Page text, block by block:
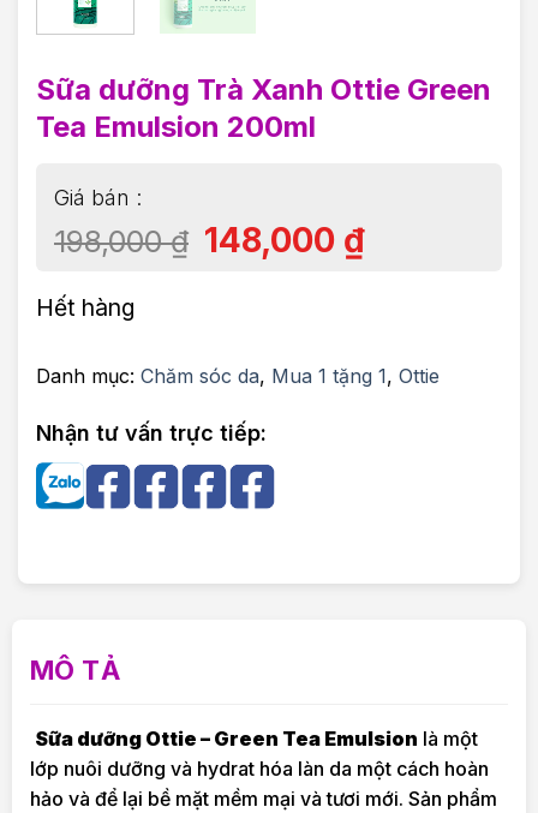
Sữa dưỡng Trà Xanh Ottie Green
Tea Emulsion 200ml
198,000₫ 148,000 ₫
Hết hàng
Danh mục: Chăm sóc da, Mua 1 tặng 1, Ottie
Nhận tư vấn trực tiếp:
MÔ TẢ
Sữa dưỡng Ottie – Green Tea Emulsion là một
lớp nuôi dưỡng và hydrat hóa làn da một cách hoàn
hảo và để lại bề mặt mềm mại và tươi mới. Sản phẩm